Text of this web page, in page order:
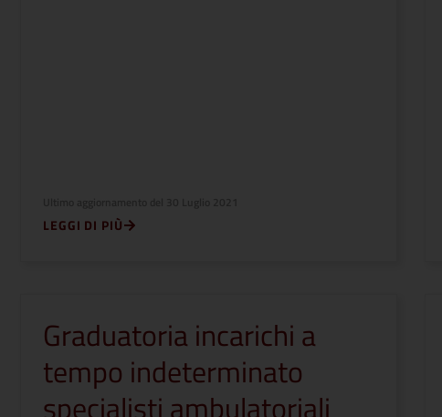
LEGGI DI PIÙ
Graduatoria incarichi a
tempo indeterminato
specialisti ambulatoriali